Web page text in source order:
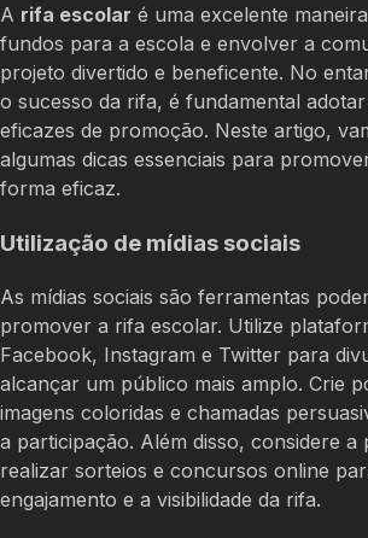
A rifa escolar é uma excelente
fundos para a escola e envolver a
projeto divertido e beneficente. No
o sucesso da rifa, é fundamental adotar
eficazes de promoção. Neste artigo,
algumas dicas essenciais para
forma eficaz.
Utilização de mídias sociais
As mídias sociais são ferramentas
promover a rifa escolar. Utilize
Facebook, Instagram e Twitter para
alcançar um público mais amplo. Crie
imagens coloridas e chamadas
a participação. Além disso, considere a
realizar sorteios e concursos online
engajamento e a visibilidade da rifa.